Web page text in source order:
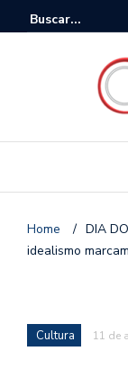
Home / DIA
idealismo
Cultura 11 de